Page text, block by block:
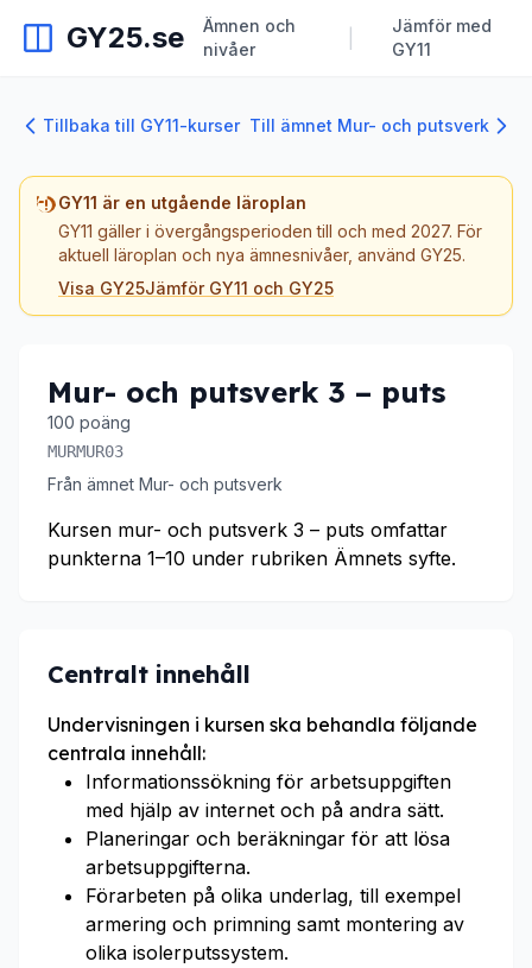
GY25.se
Ämnen och
nivåer
Jämför med
GY11
Tillbaka till GY11-kurser Till ämnet Mur- och putsverk
GY11 är en utgående läroplan
GY11 gäller i övergångsperioden till och med 2027. För
aktuell läroplan och nya ämnesnivåer, använd GY25.
Visa GY25Jämför GY11 och GY25
Mur- och putsverk 3 – puts
100 poäng
MURMUR03
Från ämnet Mur- och putsverk
Kursen mur- och putsverk 3 – puts omfattar
punkterna 1–10 under rubriken Ämnets syfte.
Centralt innehåll
Undervisningen i kursen ska behandla följande
centrala innehåll:
Informationssökning för arbetsuppgiften
med hjälp av internet och på andra sätt.
Planeringar och beräkningar för att lösa
arbetsuppgifterna.
Förarbeten på olika underlag, till exempel
armering och primning samt montering av
olika isolerputssystem.